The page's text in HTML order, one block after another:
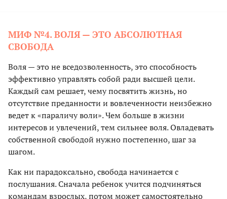
МИФ №4. ВОЛЯ — ЭТО АБСОЛЮТНАЯ
СВОБОДА
Воля — это не вседозволенность, это способность
эффективно управлять собой ради высшей цели.
Каждый сам решает, чему посвятить жизнь, но
отсутствие преданности и вовлеченности неизбежно
ведет к «параличу воли». Чем больше в жизни
интересов и увлечений, тем сильнее воля. Овладевать
собственной свободой нужно постепенно, шаг за
шагом.
Как ни парадоксально, свобода начинается с
послушания. Сначала ребенок учится подчиняться
командам взрослых, потом может самостоятельно